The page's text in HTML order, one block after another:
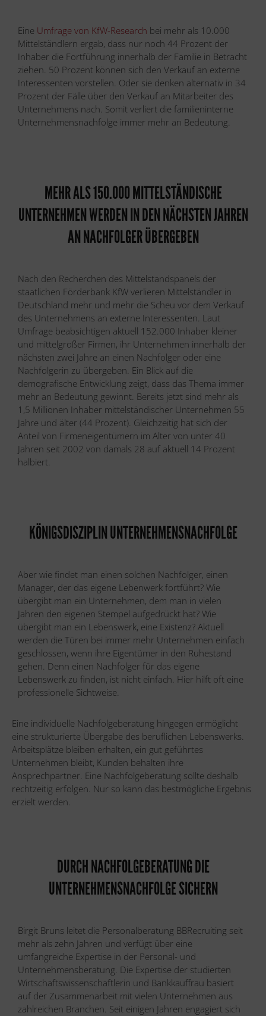
Eine Umfrage von KfW-Research bei mehr als 10.000
Mittelständlern ergab, dass nur noch 44 Prozent der
Inhaber die Fortführung innerhalb der Familie in Betracht
ziehen. 50 Prozent können sich den Verkauf an externe
Interessenten vorstellen. Oder sie denken alternativ in 34
Prozent der Fälle über den Verkauf an Mitarbeiter des
Unternehmens nach. Somit verliert die familieninterne
Unternehmensnachfolge immer mehr an Bedeutung.
MEHR ALS 150.000 MITTELSTÄNDISCHE
UNTERNEHMEN WERDEN IN DEN NÄCHSTEN JAHREN
AN NACHFOLGER ÜBERGEBEN
Nach den Recherchen des Mittelstandspanels der
staatlichen Förderbank KfW verlieren Mittelständler in
Deutschland mehr und mehr die Scheu vor dem Verkauf
des Unternehmens an externe Interessenten. Laut
Umfrage beabsichtigen aktuell 152.000 Inhaber kleiner
und mittelgroßer Firmen, ihr Unternehmen innerhalb der
nächsten zwei Jahre an einen Nachfolger oder eine
Nachfolgerin zu übergeben. Ein Blick auf die
demografische Entwicklung zeigt, dass das Thema immer
mehr an Bedeutung gewinnt. Bereits jetzt sind mehr als
1,5 Millionen Inhaber mittelständischer Unternehmen 55
Jahre und älter (44 Prozent). Gleichzeitig hat sich der
Anteil von Firmeneigentümern im Alter von unter 40
Jahren seit 2002 von damals 28 auf aktuell 14 Prozent
halbiert.
KÖNIGSDISZIPLIN UNTERNEHMENSNACHFOLGE
Aber wie findet man einen solchen Nachfolger, einen
Manager, der das eigene Lebenwerk fortführt? Wie
übergibt man ein Unternehmen, dem man in vielen
Jahren den eigenen Stempel aufgedrückt hat? Wie
übergibt man ein Lebenswerk, eine Existenz? Aktuell
werden die Türen bei immer mehr Unternehmen einfach
geschlossen, wenn ihre Eigentümer in den Ruhestand
gehen. Denn einen Nachfolger für das eigene
Lebenswerk zu finden, ist nicht einfach. Hier hilft oft eine
professionelle Sichtweise.
Eine individuelle Nachfolgeberatung hingegen ermöglicht
eine strukturierte Übergabe des beruflichen Lebenswerks.
Arbeitsplätze bleiben erhalten, ein gut geführtes
Unternehmen bleibt, Kunden behalten ihre
Ansprechpartner. Eine Nachfolgeberatung sollte deshalb
rechtzeitig erfolgen. Nur so kann das bestmögliche Ergebnis
erzielt werden.
DURCH NACHFOLGEBERATUNG DIE
UNTERNEHMENSNACHFOLGE SICHERN
Birgit Bruns leitet die Personalberatung BBRecruiting seit
mehr als zehn Jahren und verfügt über eine
umfangreiche Expertise in der Personal- und
Unternehmensberatung. Die Expertise der studierten
Wirtschaftswissenschaftlerin und Bankkauffrau basiert
auf der Zusammenarbeit mit vielen Unternehmen aus
zahlreichen Branchen. Seit einigen Jahren engagiert sich